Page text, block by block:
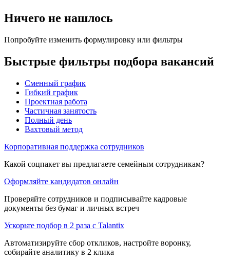
Ничего не нашлось
Попробуйте изменить формулировку или фильтры
Быстрые фильтры подбора вакансий
Сменный график
Гибкий график
Проектная работа
Частичная занятость
Полный день
Вахтовый метод
Корпоративная поддержка сотрудников
Какой соцпакет вы предлагаете семейным сотрудникам?
Оформляйте кандидатов онлайн
Проверяйте сотрудников и подписывайте кадровые
документы без бумаг и личных встреч
Ускорьте подбор в 2 раза с Talantix
Автоматизируйте сбор откликов, настройте воронку,
собирайте аналитику в 2 клика